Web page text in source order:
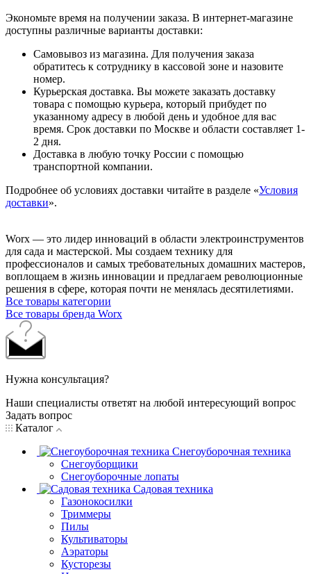
Экономьте время на получении заказа. В интернет-магазине
доступны различные варианты доставки:
Самовывоз из магазина. Для получения заказа
обратитесь к сотруднику в кассовой зоне и назовите
номер.
Курьерская доставка. Вы можете заказать доставку
товара с помощью курьера, который прибудет по
указанному адресу в любой день и удобное для вас
время. Срок доставки по Москве и области составляет 1-
2 дня.
Доставка в любую точку России с помощью
транспортной компании.
Подробнее об условиях доставки читайте в разделе «Условия
доставки».
Worx — это лидер инноваций в области электроинструментов
для сада и мастерcкой. Мы создаем технику для
профессионалов и самых требовательных домашних мастеров,
воплощаем в жизнь инновации и предлагаем революционные
решения в сфере, которая почти не менялась десятилетиями.
Все товары категории
Все товары бренда Worx
Нужна консультация?
Наши специалисты ответят на любой интересующий вопрос
Задать вопрос
Каталог
Снегоуборочная техника
Снегоуборщики
Снегоуборочные лопаты
Садовая техника
Газонокосилки
Триммеры
Пилы
Культиваторы
Аэраторы
Кусторезы